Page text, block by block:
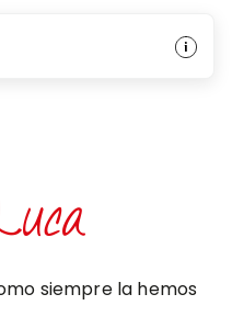
siempre la hemos